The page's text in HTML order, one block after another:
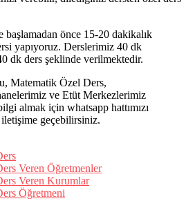
başlamadan önce 15-20 dakikalık
yapıyoruz. Derslerimiz 40 dk
dk ders şeklinde verilmektedir.
Matematik Özel Ders,
ve Etüt Merkezlerimiz
almak için whatsapp hattımızı
geçebilirsiniz.
Veren Öğretmenler
Veren Kurumlar
Öğretmeni